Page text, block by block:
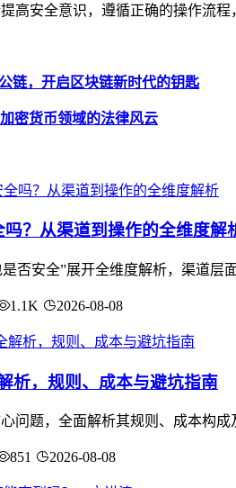
高安全意识，遵循正确的操作流程
链，开启区块链新时代的钥匙
密货币领域的法律风云
？从渠道到操作的全维度解
否安全”展开全维度解析，渠道
1.1K 2026-08-08
析，规则、成本与避坑指南
问题，全面解析其规则、成本构
851 2026-08-08